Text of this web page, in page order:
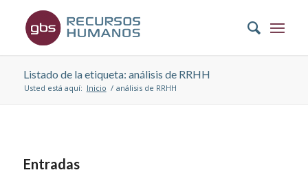
Listado de la etiqueta: análisis de RRHH
Usted está aquí: Inicio / análisis de RRHH
Entradas